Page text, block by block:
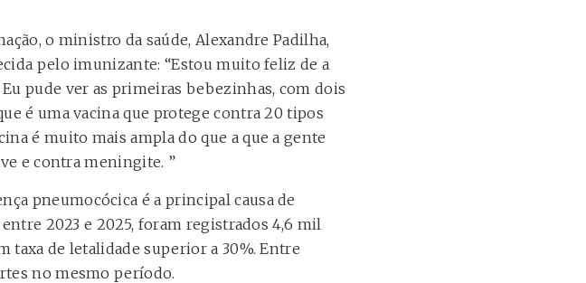
o ministro da saúde, Alexandre Padilha,
pelo imunizante: “Estou muito feliz de a
pude ver as primeiras bebezinhas, com dois
é uma vacina que protege contra 20 tipos
é muito mais ampla do que a que a gente
e contra meningite. ”
pneumocócica é a principal causa de
2023 e 2025, foram registrados 4,6 mil
taxa de letalidade superior a 30%. Entre
no mesmo período.